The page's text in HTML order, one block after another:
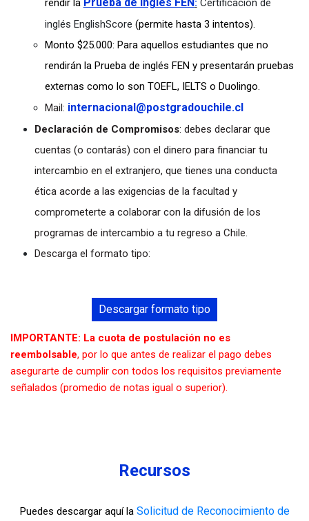
rendir la : Certificación de
inglés EnglishScore (permite hasta 3 intentos).
Monto $25.000: Para aquellos estudiantes que no
rendirán la Prueba de inglés FEN y presentarán pruebas
externas como lo son TOEFL, IELTS o Duolingo.
Mail: internacional@postgradouchile.cl
Declaración de Compromisos: debes declarar que
cuentas (o contarás) con el dinero para financiar tu
intercambio en el extranjero, que tienes una conducta
ética acorde a las exigencias de la facultad y
comprometerte a colaborar con la difusión de los
programas de intercambio a tu regreso a Chile.
Descarga el formato tipo:
Descargar formato tipo
IMPORTANTE: La cuota de postulación no es
reembolsable, por lo que antes de realizar el pago debes
asegurarte de cumplir con todos los requisitos previamente
señalados (promedio de notas igual o superior).
Recursos
Puedes descargar aquí la Solicitud de Reconocimiento de